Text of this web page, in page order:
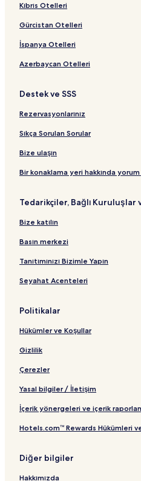
Kıbrıs Otelleri
Gürcistan Otelleri
İspanya Otelleri
Azerbaycan Otelleri
Destek ve SSS
Rezervasyonlarınız
Sıkça Sorulan Sorular
Bize ulaşın
Bir konaklama yeri hakkında yorum
Tedarikçiler, Bağlı Kuruluşlar
Bize katılın
Basın merkezi
Tanıtımınızı Bizimle Yapın
Seyahat Acenteleri
Politikalar
Hükümler ve Koşullar
Gizlilik
Çerezler
Yasal bilgiler / İletişim
İçerik yönergeleri ve içerik
Hotels.com™ Rewards Hükümleri
Diğer bilgiler
Hakkımızda